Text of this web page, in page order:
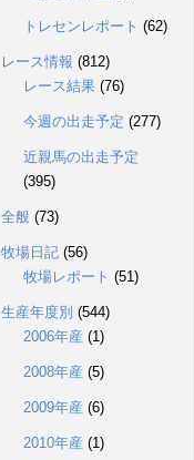
トレセンレポート (62)
レース情報 (812)
レース結果 (76)
今週の出走予定 (277)
近親馬の出走予定
(395)
全般 (73)
牧場日記 (56)
牧場レポート (51)
生産年度別 (544)
2006年産 (1)
2008年産 (5)
2009年産 (6)
2010年産 (1)